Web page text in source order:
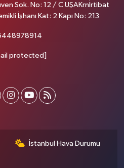
Sok. No: 12 / C UŞAKrnİrtibat
İşhanı Kat: 2 Kapı No: 213
protected]
İstanbul Hava Durumu